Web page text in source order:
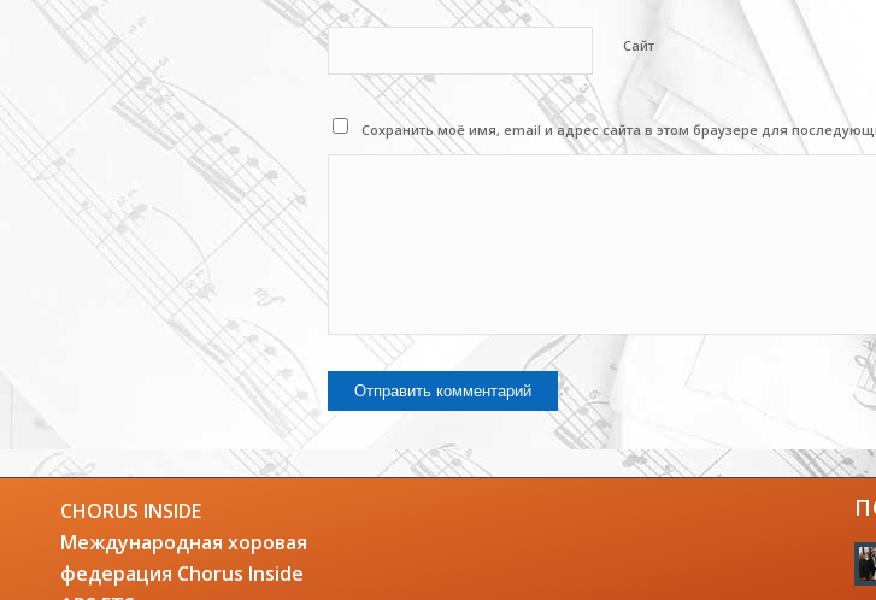
Сайт
Сохранить моё имя, email и адрес сайта в этом браузере для
CHORUS INSIDE
Международная хоровая
федерация Chorus Inside